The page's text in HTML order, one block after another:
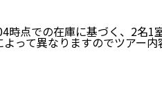
時点での在庫に基づく、 2名1
って異なりますのでツアー